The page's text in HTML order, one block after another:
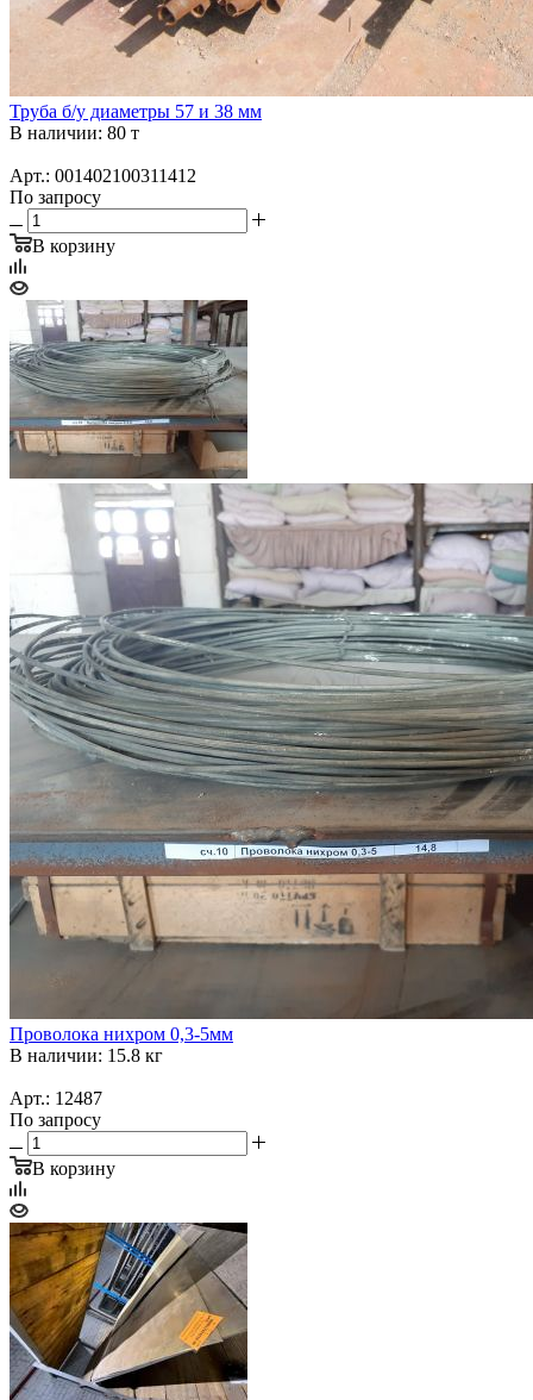
Труба б/у диаметры 57 и 38 мм
В наличии: 80 т
Арт.: 001402100311412
По запросу
В корзину
Проволока нихром 0,3-5мм
В наличии: 15.8 кг
Арт.: 12487
По запросу
В корзину